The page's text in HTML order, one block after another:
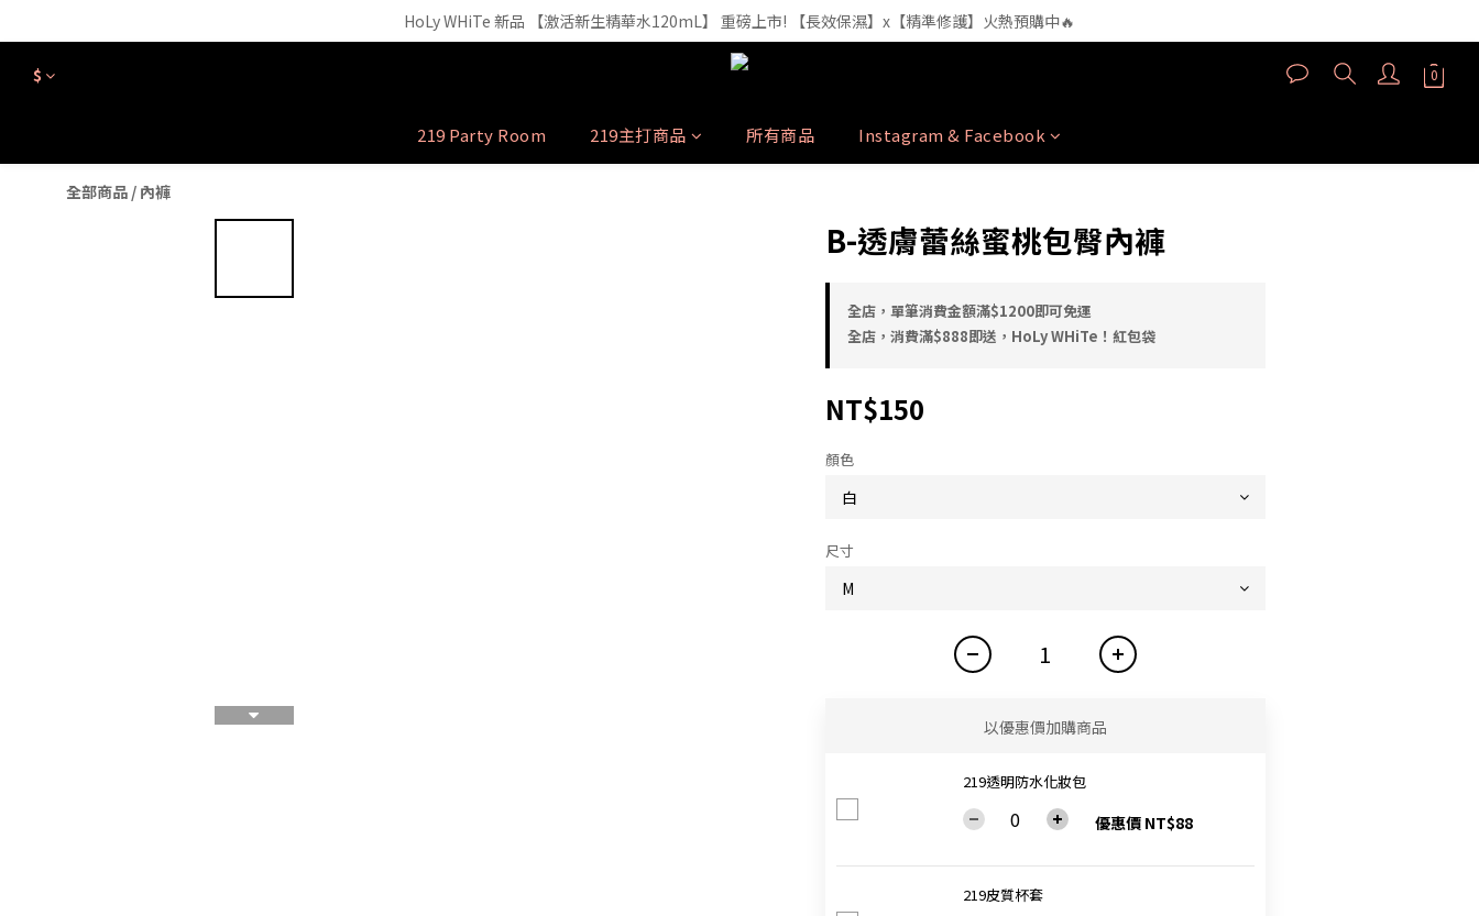
【外泌體精華液】新品正裝精華液🔥 3年研發・人體實驗證實，每1ml 含6.52億顆外泌體（精準180nm）高效直達肌底
HoLy WHiTe 新品 【激活新生精華水120mL】 重磅上市! 【長效保濕】x【精準修護】火熱預購中🔥
【外泌體精華液】新品正裝精華液🔥 3年研發・人體實驗證實，每1ml 含6.52億顆外泌體（精準180nm）高效直達肌底
$
219 Party Room 219主打商品 所有商品 Instagram & Facebook
全部商品 / 內褲
B-透膚蕾絲蜜桃包臀內褲
全店，單筆消費金額滿$1200即可免運
全店，消費滿$888即送，HoLy WHiTe！紅包袋
NT$150
顏色
尺寸
以優惠價加購商品
219透明防水化妝包
優惠價 NT$88
219皮質杯套